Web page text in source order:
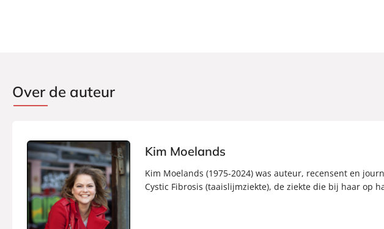
Over de auteur
Kim Moelands
Kim Moelands (1975-2024) was auteur, recensent en
Cystic Fibrosis (taaislijmziekte), de ziekte die bij haar op